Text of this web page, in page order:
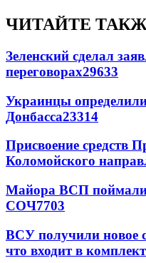
ЧИТАЙТЕ
Зеленский сделал
переговорах29633
Украинцы
Донбасса23314
Присвоение средств
Коломойского
Майора ВСП
СОЧ7703
ВСУ получили новое
что входит в комплект